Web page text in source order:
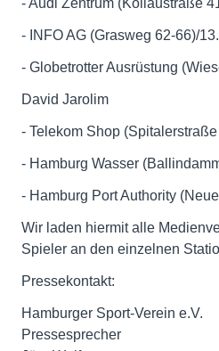
- Audi Zentrum (Kollaustraße
- INFO AG (Grasweg 62-66)/
- Globetrotter Ausrüstung
David Jarolim
- Telekom Shop
- Hamburg Wasser
- Hamburg Port Authority
Wir laden hiermit alle
Spieler an den einzelnen
Pressekontakt:
Hamburger Sport-Verein e.V.
Pressesprecher